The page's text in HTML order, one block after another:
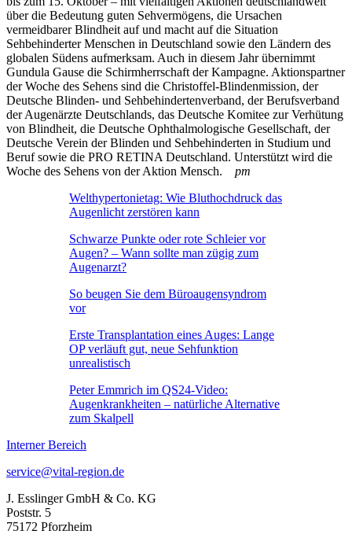
über die Bedeutung guten Sehvermögens, die Ursachen
vermeidbarer Blindheit auf und macht auf die Situation
Sehbehinderter Menschen in Deutschland sowie den Ländern des
globalen Südens aufmerksam. Auch in diesem Jahr übernimmt
Gundula Gause die Schirmherrschaft der Kampagne. Aktionspartner
der Woche des Sehens sind die Christoffel-Blindenmission, der
Deutsche Blinden- und Sehbehindertenverband, der Berufsverband
der Augenärzte Deutschlands, das Deutsche Komitee zur Verhütung
von Blindheit, die Deutsche Ophthalmologische Gesellschaft, der
Deutsche Verein der Blinden und Sehbehinderten in Studium und
Beruf sowie die PRO RETINA Deutschland. Unterstützt wird die
Woche des Sehens von der Aktion Mensch. pm
Welthypertonietag: Wie Bluthochdruck das
Augenlicht zerstören kann
Schwarze Punkte oder rote Schleier vor
Augen? – Wann sollte man zügig zum
Augenarzt?
So beugen Sie dem Büroaugensyndrom
vor
Erste Transplantation eines Auges: Lange
OP verläuft gut, neue Sehfunktion
unrealistisch
Peter Emmrich im QS24-Video:
Augenkrankheiten – natürliche Alternative
zum Skalpell
Interner Bereich
service@vital-region.de
J. Esslinger GmbH & Co. KG
Poststr. 5
75172 Pforzheim